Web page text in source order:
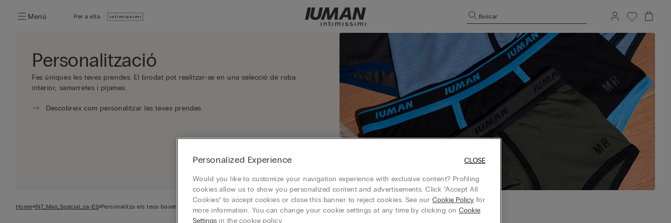
Menú Per a ella: Buscar
Personalització
Fes úniques les teves prendes. El brodat pot realitzar-se en una selecció de roba
interior, samarretes i pijames.
Descobreix com personalitzar les teves prendes
Home INT_Man_Special_ca-ES Personalitza els teus bòxers
Personalized Experience
Would you like to customize your navigation experience with exclusive content? Profiling
cookies allow us to show you personalized content and advertisements. Click “Accept All
Cookies” to accept cookies or close this banner to reject cookies. See ourCookie Policy for
more information. You can change your cookie settings at any time by clicking on Cookie
Settings in the cookie policy.
CLOSE